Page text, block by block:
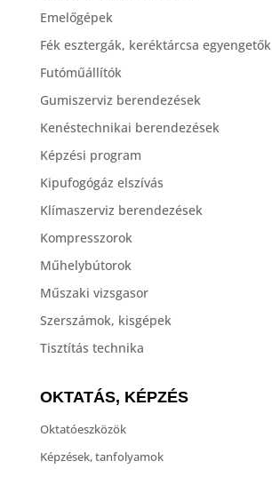
Emelőgépek
Fék esztergák, keréktárcsa egyengetők
Futóműállítók
Gumiszerviz berendezések
Kenéstechnikai berendezések
Képzési program
Kipufogógáz elszívás
Klímaszerviz berendezések
Kompresszorok
Műhelybútorok
Műszaki vizsgasor
Szerszámok, kisgépek
Tisztítás technika
OKTATÁS, KÉPZÉS
Oktatóeszközök
Képzések, tanfolyamok